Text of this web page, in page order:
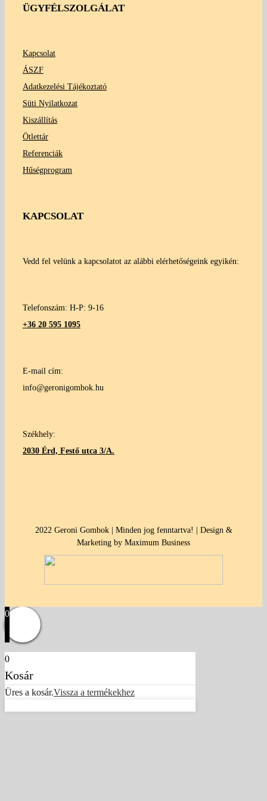
ÜGYFÉLSZOLGÁLAT
Kapcsolat
ÁSZF
Adatkezelési Tájékoztató
Süti Nyilatkozat
Kiszállítás
Ötlettár
Referenciák
Hűségprogram
KAPCSOLAT
Vedd fel velünk a kapcsolatot az alábbi elérhetőségeink egyikén:
Telefonszám: H-P: 9-16
+36 20 595 1095
E-mail cím:
info@geronigombok.hu
Székhely:
2030 Érd, Festő utca 3/A.
2022 Geroni Gombok | Minden jog fenntartva! | Design &
Marketing by Maximum Business
0
0
Kosár
Üres a kosár.Vissza a termékekhez